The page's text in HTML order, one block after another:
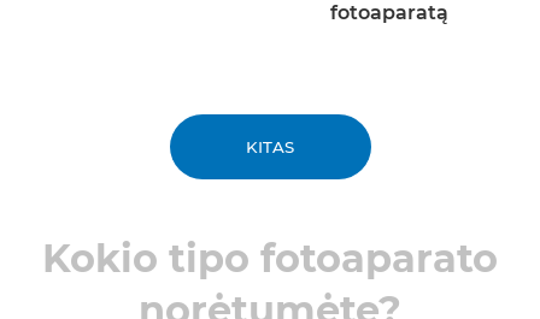
fotoaparatą
KITAS
Kokio tipo fotoaparato